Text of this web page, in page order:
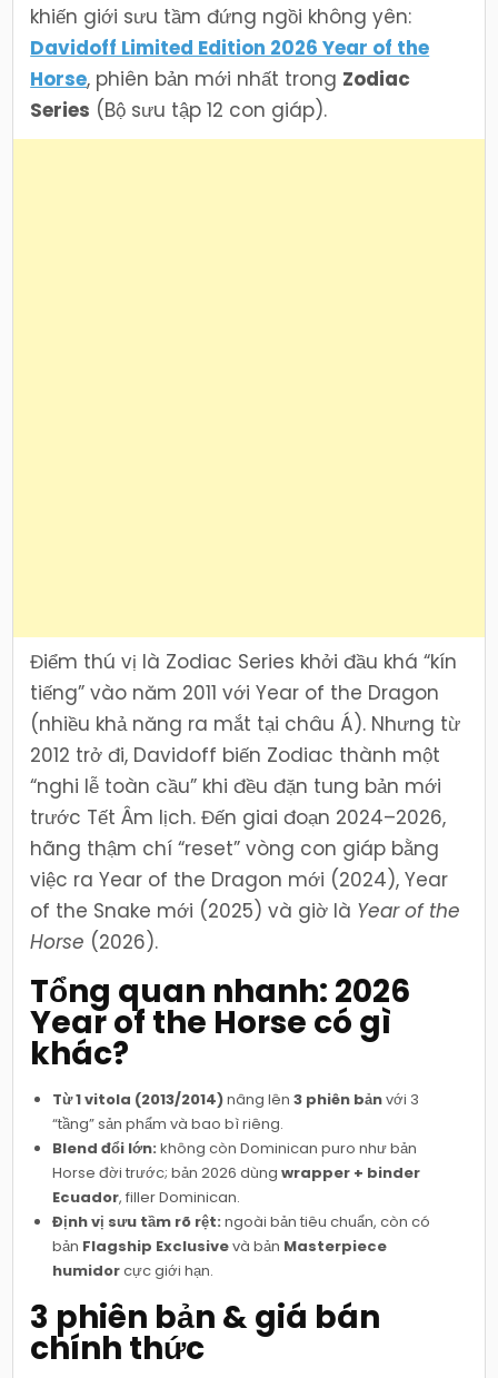
khiến giới sưu tầm đứng ngồi không yên:
Davidoff Limited Edition 2026 Year of the
Horse, phiên bản mới nhất trong Zodiac
Series (Bộ sưu tập 12 con giáp).
Điểm thú vị là Zodiac Series khởi đầu khá “kín
tiếng” vào năm 2011 với Year of the Dragon
(nhiều khả năng ra mắt tại châu Á). Nhưng từ
2012 trở đi, Davidoff biến Zodiac thành một
“nghi lễ toàn cầu” khi đều đặn tung bản mới
trước Tết Âm lịch. Đến giai đoạn 2024–2026,
hãng thậm chí “reset” vòng con giáp bằng
việc ra Year of the Dragon mới (2024), Year
of the Snake mới (2025) và giờ là Year of the
Horse (2026).
Tổng quan nhanh: 2026
Year of the Horse có gì
khác?
Từ 1 vitola (2013/2014)nâng lên3 phiên bảnvới 3
“tầng” sản phẩm và bao bì riêng.
Blend đổi lớn: không còn Dominican puro như bản
Horse đời trước; bản 2026 dùngwrapper + binder
Ecuador, filler Dominican.
Định vị sưu tầm rõ rệt: ngoài bản tiêu chuẩn, còn có
bản Flagship Exclusivevà bản Masterpiece
humidorcực giới hạn.
3 phiên bản & giá bán
chính thức